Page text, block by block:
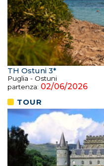
TH Ostuni 3*
Puglia - Ostuni
partenza: 02/06/2026
TOUR